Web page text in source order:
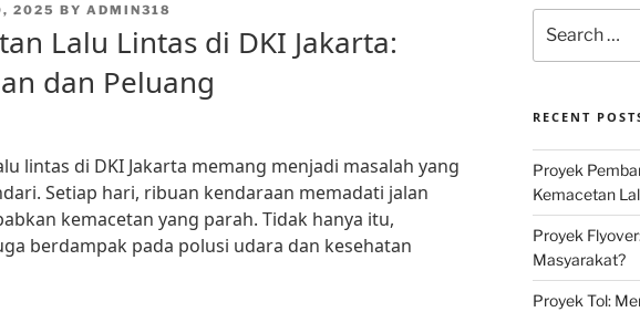
2025 BY ADMIN318
Lalu Lintas di DKI Jakarta:
dan Peluang
lintas di DKI Jakarta memang menjadi masalah yang
Setiap hari, ribuan kendaraan memadati jalan
kemacetan yang parah. Tidak hanya itu,
berdampak pada polusi udara dan kesehatan
for:
RECENT
Proyek
Kemacetan
Proyek
Masyarakat?
Proyek Tol: